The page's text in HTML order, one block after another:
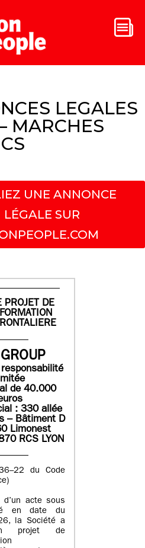
LEGALES
MARCHES
UNE ANNONCE
LÉGALE SUR
PROJET DE
de 40.000
: 330 allée
– Bâtiment D
Limonest
RCS LYON
du Code
d’un acte sous
en date du
la Société a
projet de